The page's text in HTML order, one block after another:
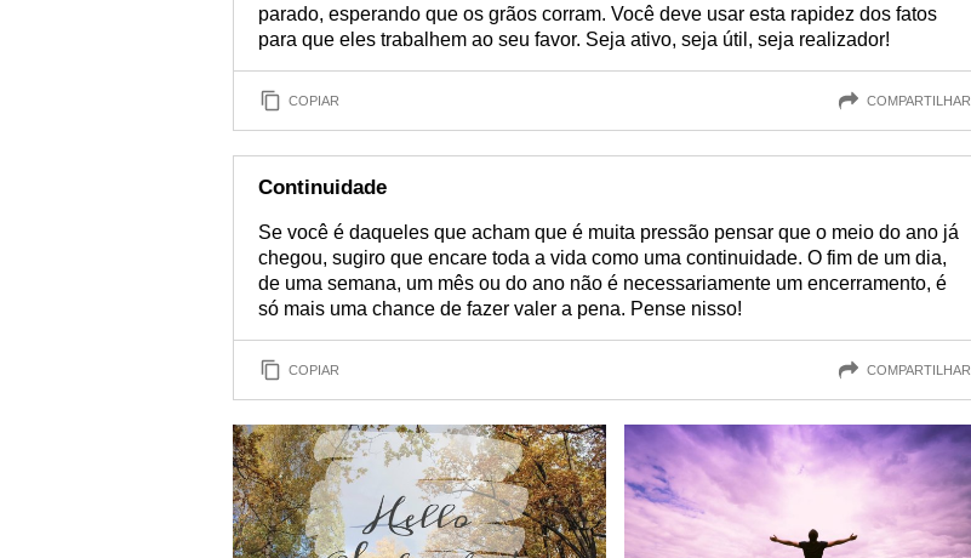
parado, esperando que os grãos corram. Você deve usar esta rapidez dos fatos
para que eles trabalhem ao seu favor. Seja ativo, seja útil, seja realizador!
COPIAR COMPARTILHAR
Continuidade
Se você é daqueles que acham que é muita pressão pensar que o meio do ano já
chegou, sugiro que encare toda a vida como uma continuidade. O fim de um dia,
de uma semana, um mês ou do ano não é necessariamente um encerramento, é
só mais uma chance de fazer valer a pena. Pense nisso!
COPIAR COMPARTILHAR